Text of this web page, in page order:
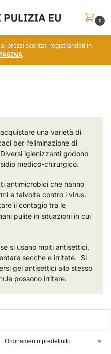
0
prezzi scontati registrandoti in
.
una varietà di
per l’eliminazione di
igienizzanti godono
medico-chirurgico.
antimicrobici che hanno
e talvolta contro i virus.
il contagio tra le
pulite in situazioni in cui
si usano molti antisettici,
secche e irritate. Si
gel antisettici allo stesso
possono irritare.